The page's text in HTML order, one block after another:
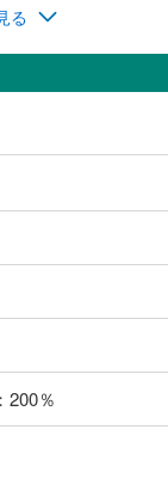
い。
なります。
関係がなく、実際
はありません。返
された金利を35年
をお願いいたしま
無料
る
200％